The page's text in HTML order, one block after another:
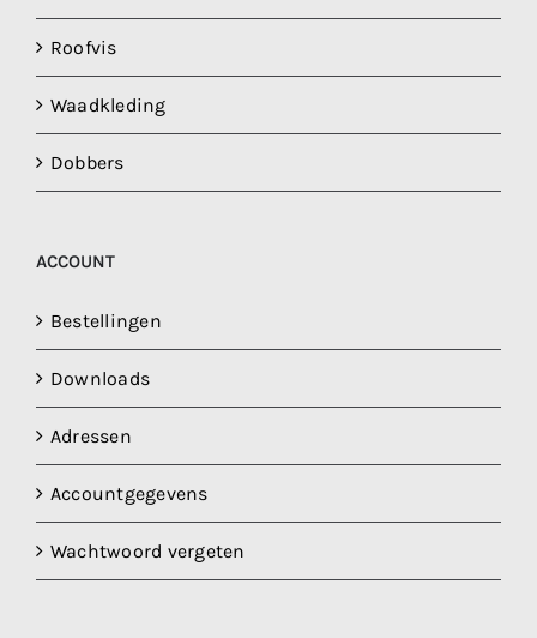
Roofvis
Waadkleding
Dobbers
ACCOUNT
Bestellingen
Downloads
Adressen
Accountgegevens
Wachtwoord vergeten